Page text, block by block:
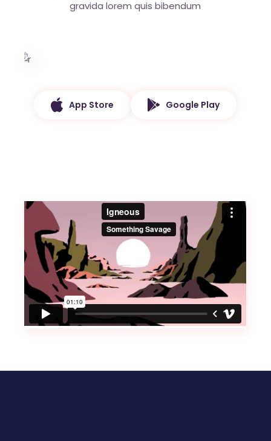
gravidalorem quis bibendum
App Store Google Play